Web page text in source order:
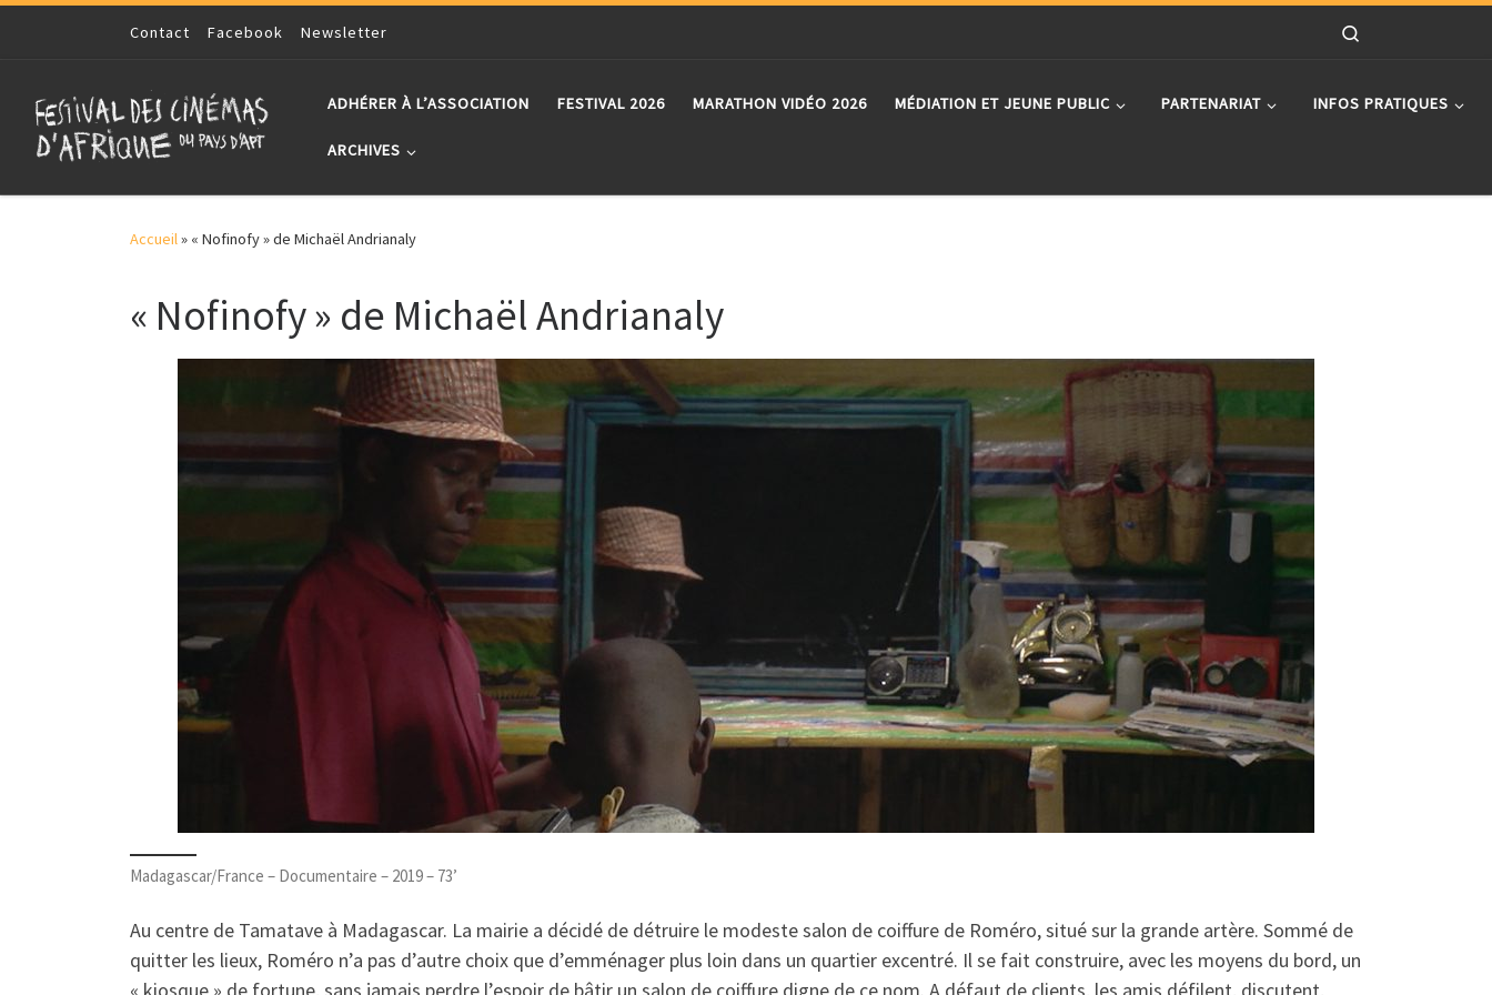
Skip to contentContact Facebook Newsletter
ADHÉRER À L’ASSOCIATION FESTIVAL 2026 MARATHON VIDÉO 2026 MÉDIATION ET JEUNE PUBLIC PARTENARIAT INFOS PRATIQUES
ARCHIVES
Accueil» « Nofinofy » de Michaël Andrianaly
« Nofinofy » de Michaël Andrianaly
Madagascar/France – Documentaire – 2019 – 73’
Au centre de Tamatave à Madagascar. La mairie a décidé de détruire le modeste salon de coiffure de Roméro, situé sur la grande artère. Sommé de
quitter les lieux, Roméro n’a pas d’autre choix que d’emménager plus loin dans un quartier excentré. Il se fait construire, avec les moyens du bord, un